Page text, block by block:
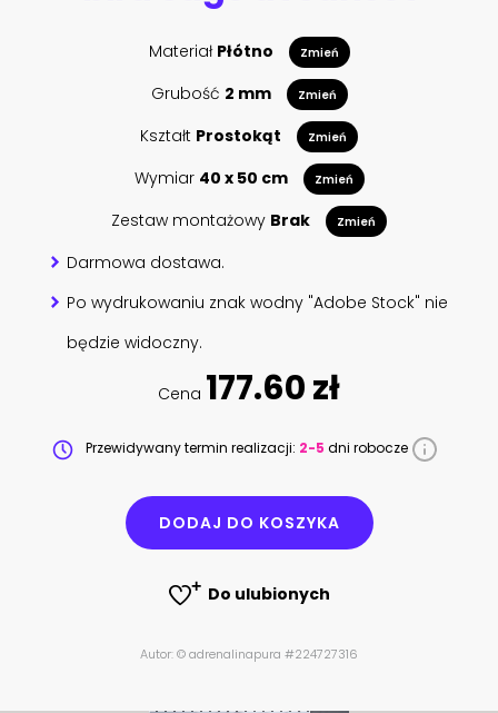
Materiał Płótno Zmień
Grubość 2 mm Zmień
Kształt Prostokąt Zmień
Wymiar 40 x 50 cm Zmień
Zestaw montażowy Brak Zmień
Darmowa dostawa.
Po wydrukowaniu znak wodny "Adobe Stock" nie
będzie widoczny.
Cena 177.60 zł
Przewidywany termin realizacji: 2-5 dni robocze
DODAJ DO KOSZYKA
Do ulubionych
Autor: © adrenalinapura #224727316